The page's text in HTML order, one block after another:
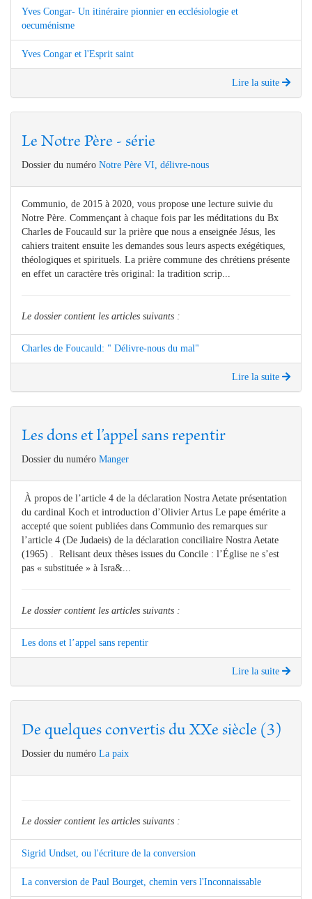
Yves Congar- Un itinéraire pionnier en ecclésiologie et
oecuménisme
Yves Congar et l'Esprit saint
Lire la suite
Le Notre Père - série
Dossier du numéro Notre Père VI, délivre-nous
Communio, de 2015 à 2020, vous propose une lecture suivie du
Notre Père. Commençant à chaque fois par les méditations du Bx
Charles de Foucauld sur la prière que nous a enseignée Jésus, les
cahiers traitent ensuite les demandes sous leurs aspects exégétiques,
théologiques et spirituels. La prière commune des chrétiens présente
en effet un caractère très original: la tradition scrip...
Le dossier contient les articles suivants :
Charles de Foucauld: " Délivre-nous du mal"
Lire la suite
Les dons et l’appel sans repentir
Dossier du numéro Manger
À propos de l’article 4 de la déclaration Nostra Aetate présentation
du cardinal Koch et introduction d’Olivier Artus Le pape émérite a
accepté que soient publiées dans Communio des remarques sur
l’article 4 (De Judaeis) de la déclaration conciliaire Nostra Aetate
(1965) . Relisant deux thèses issues du Concile : l’Église ne s’est
pas « substituée » à Isra&...
Le dossier contient les articles suivants :
Les dons et l’appel sans repentir
Lire la suite
De quelques convertis du XXe siècle (3)
Dossier du numéro La paix
Le dossier contient les articles suivants :
Sigrid Undset, ou l'écriture de la conversion
La conversion de Paul Bourget, chemin vers l'Inconnaissable